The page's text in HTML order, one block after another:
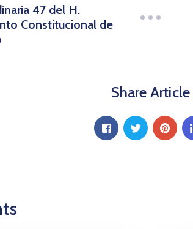
47 del H.
Constitucional de
Share Article